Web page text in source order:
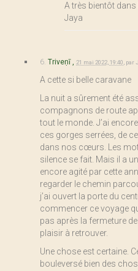
A très bientôt
Jaya
6. Triveṇī , 21 mai 2022, 19:40 par
A cette si belle caravane
La nuit a sûrement été
compagnons de route
tout le monde. J’ai
ces gorges serrées, de
dans nos cœurs. Les
silence se fait. Mais il a
encore agité par cette
regarder le chemin
j’ai ouvert la porte du
commencer ce voyage
pas après la fermeture
plaisir à retrouver.
Une chose est certaine.
bouleversé bien des